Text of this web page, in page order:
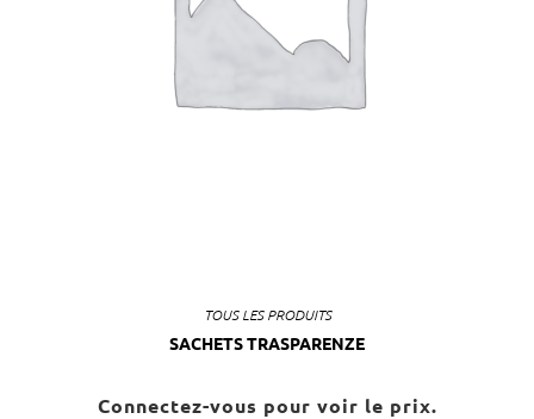
TOUS LES PRODUITS
SACHETS TRASPARENZE
Connectez-vous pour voir le prix.